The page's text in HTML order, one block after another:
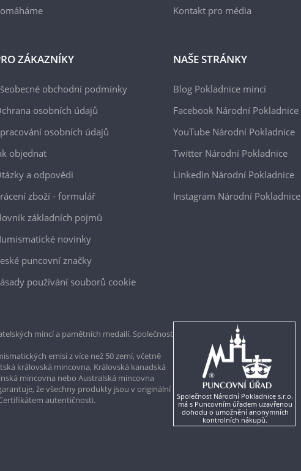
ZÁKAZNÍKY
obchodní podmínky
osobních údajů
osobních údajů
objednat
a odpovědi
zboží - formulář
základních pojmů
novinky
puncovní značky
používání souborů cookie
Kontakt pro média
NAŠE STRÁNKY
Blog Pokladnice mincí
Facebook Národní Pokladnice
YouTube Národní Pokladnice
Twitter Národní Pokladnice
LinkedIn Národní Pokladnice
Instagram Národní Pokladnice
mincí a pamětních medailí. Společnost
emisí z více než 50 zemí, včetně
královská mincovna, Královská kanadská
mincovna nebo Australská mincovna
že všechny produkty jsou v originální
autentičnosti.
Společnost Národní Pokladnice s.r.o.
má s Puncovním úřadem uzavřenou
dohodu o umožnění anonymních
kontrolních nákupů.